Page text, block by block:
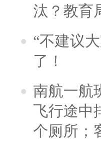
汰？教育
“不建议
了！
南航一航
飞行途中
个厕所；